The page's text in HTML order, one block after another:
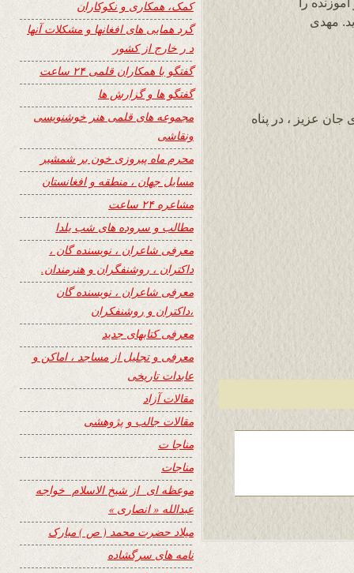
مهدی
عزیز ، در پناه
کمک، همکاری و نکوکاران
گرد همایی های افغانها و مشکلات آنها
د ر خارج از کشور
گفتگو با همکاران قلمی ۲۴ ساعت
گفتگو ها و گزارش ها
مجموعه های قلمی هنر خوشنویسی
ونقاشی
محرم ماه پیروزی خون بر شمشیر
مسایل جهان ، منطقه و افغانستان
مشاعره ۲۴ ساعت
مطالب و سروده های شب یلدا
معرفی شاعران ، نویسنده گان ،
داکتران ، روشنفگران و هنرمندان.
معرفی شاعران ، نویسنده گان
،داکتران و روشنفکران
معرفی کتابهای جدید
معرفی و تجلیل از مساجد ، اماکن و
عابدات تاریخی
مقالات آزاد
مقالات جالب و پژوهشی
مناجا ت
مناجات
موعظه ای از شیخ الاسلام خواجه
عبدالله « انصاری »
میلاد حضرت محمد ( ص ) مبارک
نامه های سرگشاده